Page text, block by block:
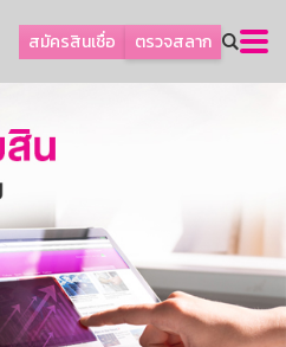
สมัครสินเชื่อ ตรวจสลาก